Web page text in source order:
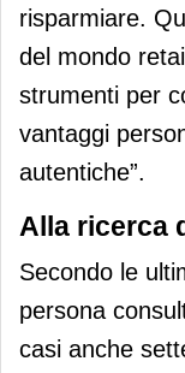
risparmiare.
del mondo
strumenti per
vantaggi
autentiche”.
Alla ricerca
Secondo le
persona
casi anche